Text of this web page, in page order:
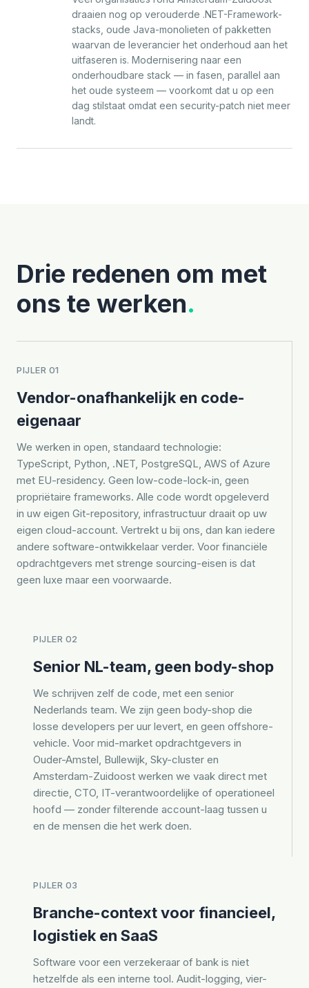
draaien nog op verouderde .NET-Framework-
stacks, oude Java-monolieten of pakketten
waarvan de leverancier het onderhoud aan het
uitfaseren is. Modernisering naar een
onderhoudbare stack — in fasen, parallel aan
het oude systeem — voorkomt dat u op een
dag stilstaat omdat een security-patch niet meer
landt.
Drie redenen om met
ons te werken.
PIJLER 01
Vendor-onafhankelijk en code-
eigenaar
We werken in open, standaard technologie:
TypeScript, Python, .NET, PostgreSQL, AWS of Azure
met EU-residency. Geen low-code-lock-in, geen
propriëtaire frameworks. Alle code wordt opgeleverd
in uw eigen Git-repository, infrastructuur draait op uw
eigen cloud-account. Vertrekt u bij ons, dan kan iedere
andere software-ontwikkelaar verder. Voor financiële
opdrachtgevers met strenge sourcing-eisen is dat
geen luxe maar een voorwaarde.
PIJLER 02
Senior NL-team, geen body-shop
We schrijven zelf de code, met een senior
Nederlands team. We zijn geen body-shop die
losse developers per uur levert, en geen offshore-
vehicle. Voor mid-market opdrachtgevers in
Ouder-Amstel, Bullewijk, Sky-cluster en
Amsterdam-Zuidoost werken we vaak direct met
directie, CTO, IT-verantwoordelijke of operationeel
hoofd — zonder filterende account-laag tussen u
en de mensen die het werk doen.
PIJLER 03
Branche-context voor financieel,
logistiek en SaaS
Software voor een verzekeraar of bank is niet
hetzelfde als een interne tool. Audit-logging, vier-